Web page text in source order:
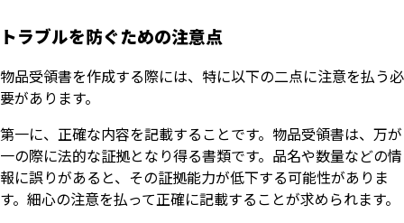
トラブルを防ぐための注意点
物品受領書を作成する際には、特に以下の二点に注意を払う必
要があります。
第一に、正確な内容を記載することです。物品受領書は、万が
一の際に法的な証拠となり得る書類です。品名や数量などの情
報に誤りがあると、その証拠能力が低下する可能性がありま
す。細心の注意を払って正確に記載することが求められます。